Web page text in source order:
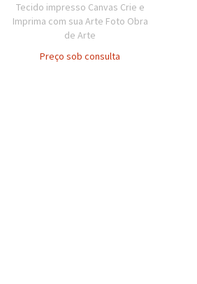
Tecido impresso Canvas Crie e
Imprima com sua Arte Foto Obra
de Arte
Preço sob consulta